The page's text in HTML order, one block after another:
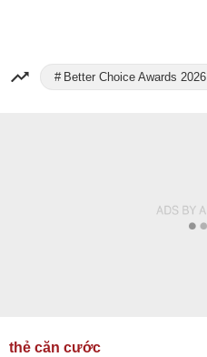
Better Choice Awards 2026
thẻ căn cước